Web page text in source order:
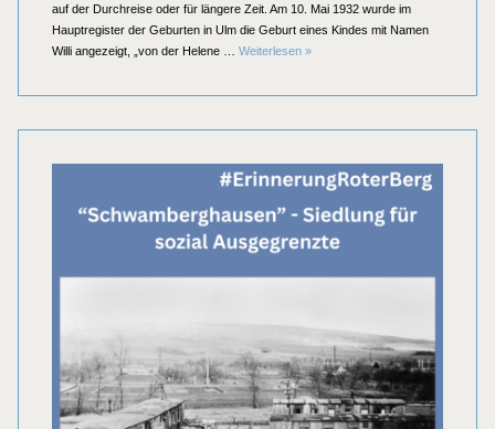
auf der Durchreise oder für längere Zeit. Am 10. Mai 1932 wurde im
Hauptregister der Geburten in Ulm die Geburt eines Kindes mit Namen
Willi angezeigt, „von der Helene … Weiterlesen Erinnerung Roter Berg: Die
»